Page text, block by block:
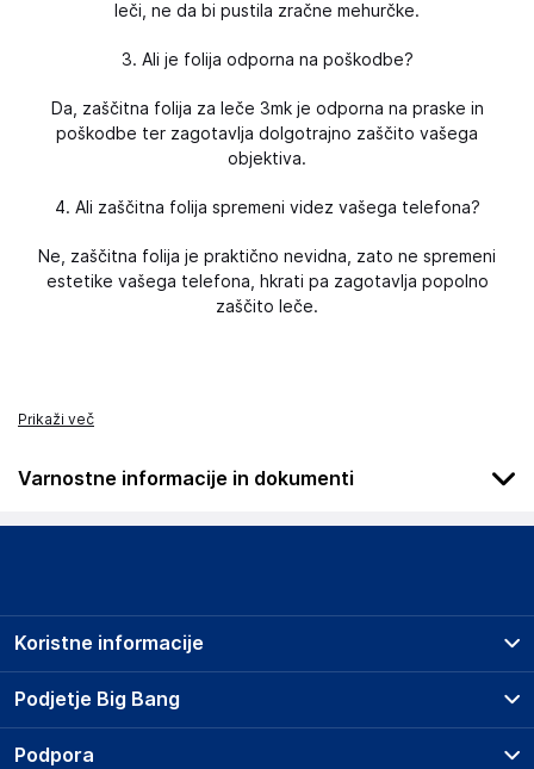
leči, ne da bi pustila zračne mehurčke.
3. Ali je folija odporna na poškodbe?
Da, zaščitna folija za leče 3mk je odporna na praske in
poškodbe ter zagotavlja dolgotrajno zaščito vašega
objektiva.
4. Ali zaščitna folija spremeni videz vašega telefona?
Ne, zaščitna folija je praktično nevidna, zato ne spremeni
estetike vašega telefona, hkrati pa zagotavlja popolno
zaščito leče.
Prikaži več
Varnostne informacije in dokumenti
Podatki o proizvajalcu
3mk
Poljska
Podjetje Big Bang
O podjetju
Koristne informacije
Prodajna mesta
Storitve
Podpora